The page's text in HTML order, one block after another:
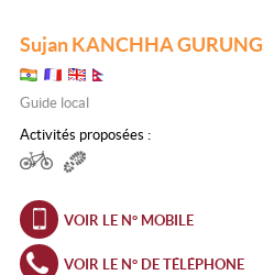
Sujan KANCHHA GURUNG
Guide local
Activités proposées :
VOIR LE N° MOBILE
VOIR LE N° DE TÉLÉPHONE